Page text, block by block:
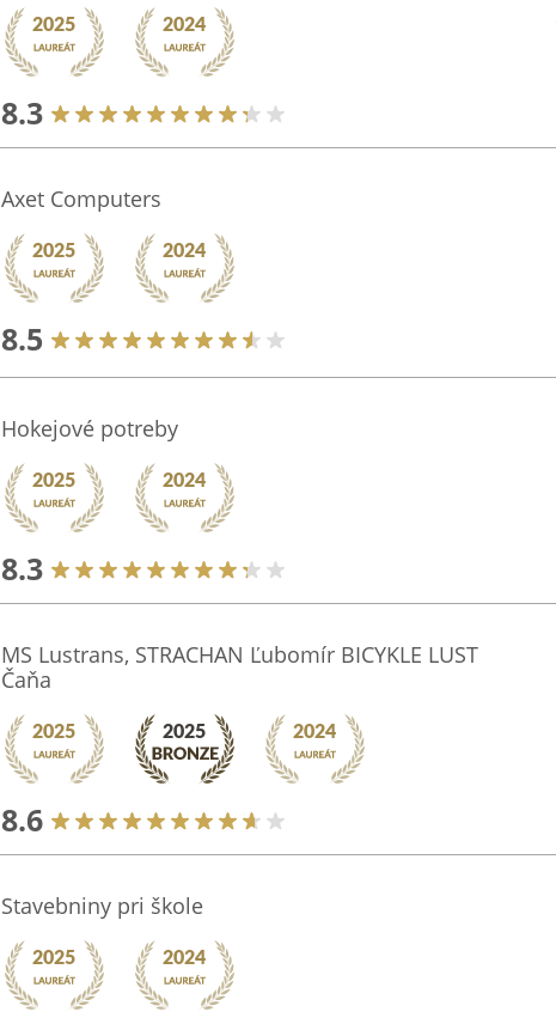
8.3
Axet Computers
8.5
Hokejové potreby
8.3
MS Lustrans, STRACHAN Ľubomír BICYKLE LUST
Čaňa
8.6
Stavebniny pri škole